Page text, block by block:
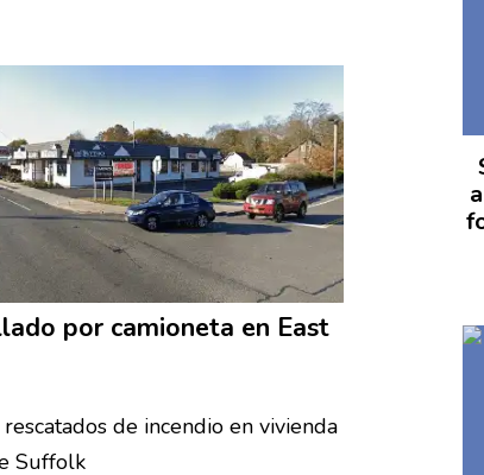
por camioneta en East